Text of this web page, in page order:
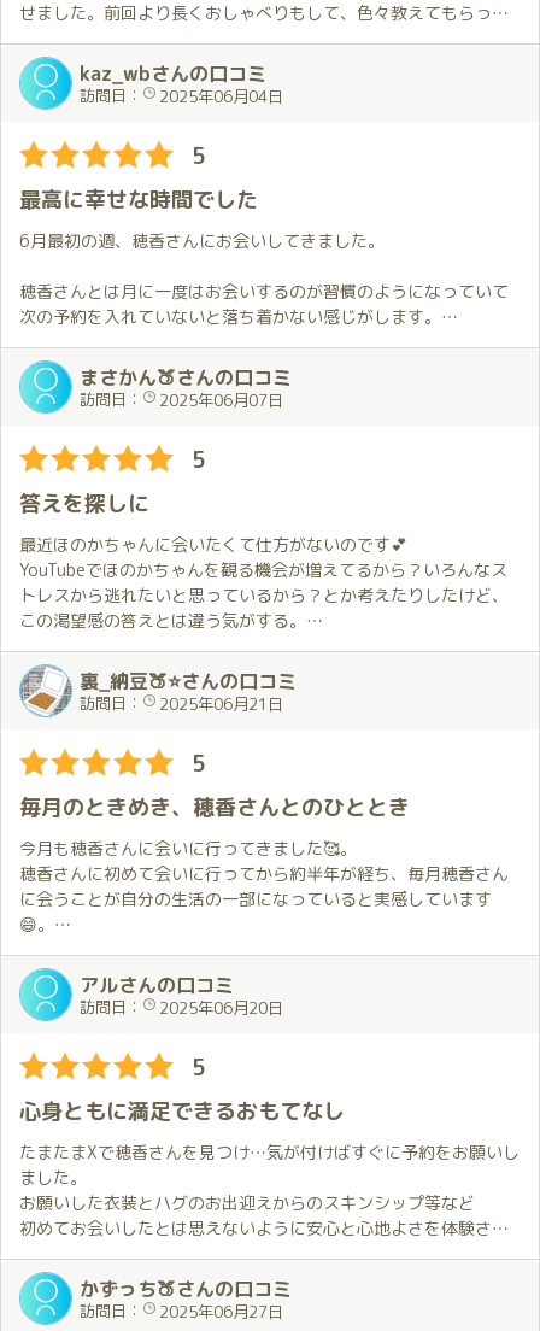
せました。前回より長くおしゃべりもして、色々教えてもらった
りもして濃い時間を過ごせました。低めな声で聞き上手なところ
もほのかさんの魅力だと思います。
kaz_wbさんの口コミ
訪問日： 2025年06月04日
5
最高に幸せな時間でした
6月最初の週、穂香さんにお会いしてきました。
穂香さんとは月に一度はお会いするのが習慣のようになっていて
次の予約を入れていないと落ち着かない感じがします。
私の体調や今後の日程を考えると中旬頃にお伺いしたいところで
はあるのですが6月はこの日しか都合がつきません。
皆勤月賞も気になっている中、悩んでいるとお伺いする機会がな
くなりそうで間隔としては短いかなと感じながら予約のお願いを
しました。
ただ前回から2週間後に再会出来るということは楽しみでもありま
した。
いつもより短い間隔なのに1週間前には待ち遠しくなってしまいま
す。そのため、お部屋に着くとお会い出来た嬉しさで少し長くハ
グしてしまうのも普段通り。
正直、もう少し気持ちに余裕がある状態でお会いする予定でした
が穂香さんの魅力には勝てません…
気候が日ごとに変わる状況が続いていて衣装が前日になっても決
められなかったけど穂香さんが気を利かせてくれました。ちょっ
としたサプライズです。
よくリクエストしている私服とは全く違う感じの非日常的な衣装
は以前から気になっていたこともあって色々と楽しんでみまし
た。
これは全く予想していなかったことで本当に嬉しかったです。穂
香さんの気遣いがとても素晴らしいことを改めて実感しました。
この日は初心者コースの話から私が苦手だと感じていることをお
伝えすることに。
その後、穂香さんがどうすればよいのかを実技を交えて教えてく
れることになるのですが非常に分かりやすくてすぐに理解できま
した。
意識や姿勢を少し変えるだけでも違いがあることを体感できたの
が面白かったです。穂香さんの初心者コースが人気なのも納得で
す。
優しく教えてくれるので気になる方は是非体験してみて欲しいと
思います。
今回も最後まで目一杯楽しませてもらえて幸せな時間でした。
次回は7月。穂香さんの誕生月です。
特典もあるので今から楽しみにしています。
まさかん🍑さんの口コミ
訪問日： 2025年06月07日
5
答えを探しに
最近ほのかちゃんに会いたくて仕方がないのです💕
YouTubeでほのかちゃんを観る機会が増えてるから？いろんなス
トレスから逃れたいと思っているから？とか考えたりしたけど、
この渇望感の答えとは違う気がする。
ということで、答えを求めて会いに行くことにしました😊
２日前の配信でも、画面越しとはいえ目が合って(合った気がし
て)、準備は万端！期待は膨らむばかりです
そして当日
ほのかちゃんは相変わらずかわいい💕
衣装はリクエストのオーバーオール
セクシーかつかわいい、完璧です✨
部屋に入ると熱い抱擁
何度も言いますが、僕は本当にこれが大好きで💕このために来て
ると言っても過言ではないくらい✨
この日も抱えていたモヤモヤがすべて飛んで行くのを感じます🛫
ここからは二人の世界💕
ほのかちゃんのおもてなしは毎回違いますが、今回は僕の苦手の
克服回。
以前僕が話したことや初めて会った時の出来事を覚えててくれて
るんだろうなとは思うけど、とても自然な流れでその方向に。
結果は、１つは僕のコンディション不良やリトルまさかんが邪魔
をして仕切り直しとなりましたが😖もう１つは完璧に成し遂げら
れて見事克服🎉
それにしても、鏡はすごいわ✨
盛り上がるには本当に効果的🔥
でも、それを巧みに使うほのかちゃんはもっとすごい！
ここで最初に戻りますが、結局のところ明確な答えは出ませんで
裏_納豆🍑⭐さんの口コミ
訪問日： 2025年06月21日
5
毎月のときめき、穂香さんとのひととき
今月も穂香さんに会いに行ってきました🥰。
穂香さんに初めて会いに行ってから約半年が経ち、毎月穂香さん
に会うことが自分の生活の一部になっていると実感しています
😄。
今回は前回最後まで迷ったマイクロビキニ👙にしてみました。
穂香さんのグラマラスなスタイルが一層強調されて、素敵だった
と思います😆。
穂香さんに初めてお会いしてからもうすぐ半年が経ちますが、出
迎えてもらう度にドキドキしてしまいます…😥。
でも、お出迎えの時から手を繋いでお部屋に案内してもらい、軽
く話しながらその間にドキドキがワクワクに変わっていくのを感
じました🤩。
お部屋に案内された時、自分の好きなものが置いてあったのを見
て驚きました😲。
穂香さんの細やかな気遣いがとても嬉しいです😆。
アルさんの口コミ
訪問日： 2025年06月20日
5
心身ともに満足できるおもてなし
たまたまXで穂香さんを見つけ…気が付けばすぐに予約をお願いし
ました。
お願いした衣装とハグのお出迎えからのスキンシップ等など
初めてお会いしたとは思えないように安心と心地よさを体験させ
て頂くことができました。
私自身、初めてではありましたが穂香さんが紹介している動画や
放送などのおかげで雰囲気に圧倒・緊張しすぎることなく、また
かずっち🍑さんの口コミ
訪問日： 2025年06月27日